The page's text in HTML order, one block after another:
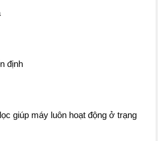
định
giúp máy luôn hoạt động ở trạng